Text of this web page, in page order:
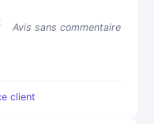
Avis sans commentaire
client